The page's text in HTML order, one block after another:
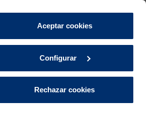
Aceptar cookies
Configurar
Rechazar cookies
CA ES Área de Clientes
Actualidad